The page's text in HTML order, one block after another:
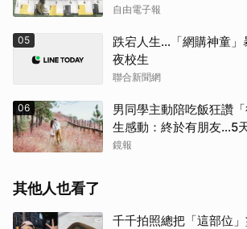
自由電子報
05
跌宕人生…「網購神童」
夜校生
聯合新聞網
06
男同學主動陪吃飯狂讚
生感動：終於有朋友…5
鏡報
其他人也看了
千千拍照總把「這部位